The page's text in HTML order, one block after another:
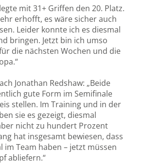
mit 31+ Griffen den 20. Platz.
erhofft, es wäre sicher auch
Leider konnte ich es diesmal
bringen. Jetzt bin ich umso
die nächsten Wochen und die
Jonathan Redshaw: „Beide
gute Form im Semifinale
stellen. Im Training und in der
sie es gezeigt, diesmal
nicht zu hundert Prozent
hat insgesamt bewiesen, dass
im Team haben – jetzt müssen
abliefern.“